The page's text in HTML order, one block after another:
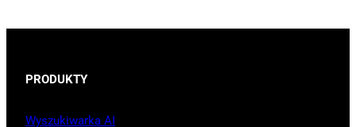
PRODUKTY
Wyszukiwarka AI